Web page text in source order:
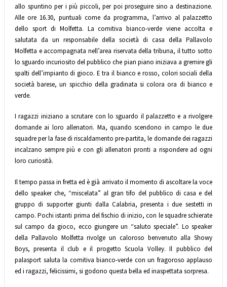
allo spuntino per i più piccoli, per poi proseguire sino a destinazione.
Alle ore 16.30, puntuali come da programma, l’arrivo al palazzetto
dello sport di Molfetta. La comitiva bianco-verde viene accolta e
salutata da un responsabile della società di casa della Pallavolo
Molfetta e accompagnata nell’area riservata della tribuna, il tutto sotto
lo sguardo incuriosito del pubblico che pian piano iniziava a gremire gli
spalti dell’impianto di gioco. E tra il bianco e rosso, colori sociali della
società barese, un spicchio della gradinata si colora ora di bianco e
verde.
I ragazzi iniziano a scrutare con lo sguardo il palazzetto e a rivolgere
domande ai loro allenatori. Ma, quando scendono in campo le due
squadre per la fase di riscaldamento pre-partita, le domande dei ragazzi
incalzano sempre più e con gli allenatori pronti a rispondere ad ogni
loro curiosità.
Il tempo passa in fretta ed è già arrivato il momento di ascoltare la voce
dello speaker che, “miscelata” al gran tifo del pubblico di casa e del
gruppo di supporter giunti dalla Calabria, presenta i due sestetti in
campo. Pochi istanti prima del fischio di inizio, con le squadre schierate
sul campo da gioco, ecco giungere un “saluto speciale”. Lo speaker
della Pallavolo Molfetta rivolge un caloroso benvenuto alla Showy
Boys, presenta il club e il progetto Scuola Volley. Il pubblico del
palasport saluta la comitiva bianco-verde con un fragoroso applauso
ed i ragazzi, felicissimi, si godono questa bella ed inaspettata sorpresa.